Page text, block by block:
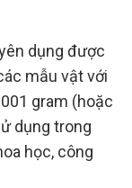
dụng được
mẫu vật với
gram (hoặc
dụng trong
học, công